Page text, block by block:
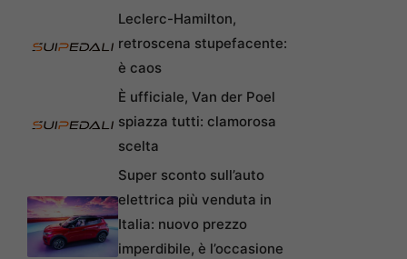
Leclerc-Hamilton,
retroscena stupefacente:
è caos
È ufficiale, Van der Poel
spiazza tutti: clamorosa
scelta
Super sconto sull’auto
elettrica più venduta in
Italia: nuovo prezzo
imperdibile, è l’occasione